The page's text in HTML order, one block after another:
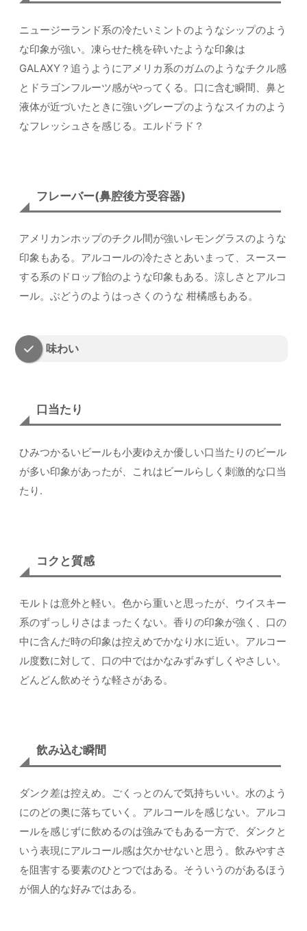
ニュージーランド系の冷たいミントのようなシップのよう
な印象が強い。凍らせた桃を砕いたような印象は
GALAXY？追うようにアメリカ系のガムのようなチクル感
とドラゴンフルーツ感がやってくる。口に含む瞬間、鼻と
液体が近づいたときに強いグレープのようなスイカのよう
なフレッシュさを感じる。エルドラド？
フレーバー(鼻腔後方受容器)
アメリカンホップのチクル間が強いレモングラスのような
印象もある。アルコールの冷たさとあいまって、スースー
する系のドロップ飴のような印象もある。涼しさとアルコ
ール。ぶどうのようはっさくのうな 柑橘感もある。
味わい
口当たり
ひみつかるいビールも小麦ゆえか優しい口当たりのビール
が多い印象があったが、これはビールらしく刺激的な口当
たり.
コクと質感
モルトは意外と軽い。色から重いと思ったが、ウイスキー
系のずっしりさはまったくない。香りの印象が強く、口の
中に含んだ時の印象は控えめでかなり水に近い。アルコー
ル度数に対して、口の中ではかなみずみずしくやさしい。
どんどん飲めそうな軽さがある。
飲み込む瞬間
ダンク差は控えめ。ごくっとのんで気持ちいい。水のよう
にのどの奥に落ちていく。アルコールを感じない。アルコ
ールを感じずに飲めるのは強みでもある一方で、ダンクと
いう表現にアルコール感は欠かせないと思う。飲みやすさ
を阻害する要素のひとつではある。そういうのがあるほう
が個人的な好みではある。